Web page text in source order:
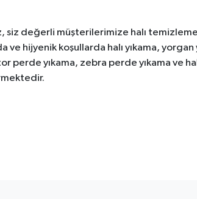
siz değerli müşterilerimize halı
hijyenik koşullarda halı yıkama, yorgan
perde yıkama, zebra perde yıkama ve